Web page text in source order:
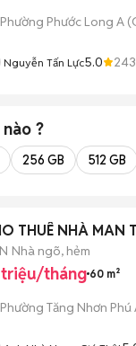
Phường Phước Long A
Nguyễn Tấn Lực5.0 243
nào ?
256 GB 512 GB
THUÊ NHÀ MAN
Nhà ngõ, hẻm
triệu/tháng 60 m²
Phường Tăng Nhơn